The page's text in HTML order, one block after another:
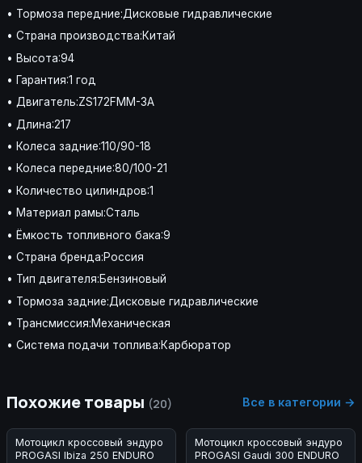
• Тормоза передние:Дисковые гидравлические
• Страна производства:Китай
• Высота:94
• Гарантия:1 год
• Двигатель:ZS172FMM-3A
• Длина:217
• Колеса задние:110/90-18
• Колеса передние:80/100-21
• Количество цилиндров:1
• Материал рамы:Сталь
• Ёмкость топливного бака:9
• Страна бренда:Россия
• Тип двигателя:Бензиновый
• Тормоза задние:Дисковые гидравлические
• Трансмиссия:Механическая
• Система подачи топлива:Карбюратор
Похожие товары (20) Все в категории →
Мотоцикл кроссовый эндуро
PROGASI Ibiza 250 ENDURO
Мотоцикл кроссовый эндуро
PROGASI Gaudi 300 ENDURO